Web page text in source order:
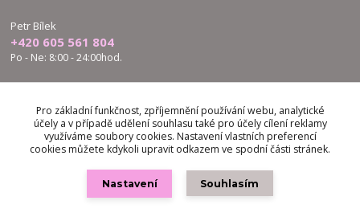
Petr Bílek
+420 605 561 804
Po - Ne: 8:00 - 24:00hod.
bilek.petr@skloproradost.cz
Pro základní funkčnost, zpříjemnění používání webu, analytické
účely a v případě udělení souhlasu také pro účely cílení reklamy
využíváme soubory cookies. Nastavení vlastních preferencí
cookies můžete kdykoli upravit odkazem ve spodní části stránek.
Nastavení Souhlasím